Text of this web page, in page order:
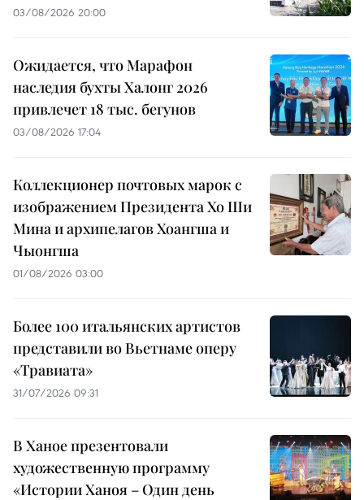
03/08/2026 20:00
Ожидается, что Марафон
наследия бухты Халонг 2026
привлечет 18 тыс. бегунов
03/08/2026 17:04
Коллекционер почтовых марок с
изображением Президента Хо Ши
Мина и архипелагов Хоангша и
Чыонгша
01/08/2026 03:00
Более 100 итальянских артистов
представили во Вьетнаме оперу
«Травиата»
31/07/2026 09:31
В Ханое презентовали
художественную программу
«Истории Ханоя – Один день